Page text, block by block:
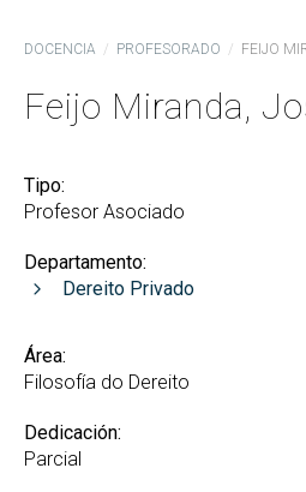
DOCENCIA PROFESORADO FEIJO
Feijo Miranda,
Tipo:
Profesor Asociado
Departamento:
Dereito Privado
Área:
Filosofía do Dereito
Dedicación:
Parcial